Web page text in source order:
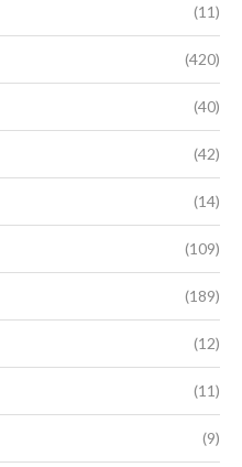
(11)
(420)
(40)
(42)
(14)
(109)
(189)
(12)
(11)
(9)